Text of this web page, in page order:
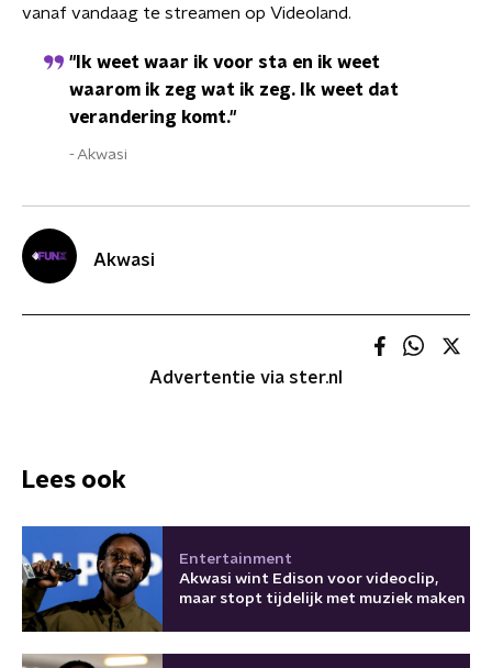
vanaf vandaag te streamen op Videoland.
"Ik weet waar ik voor sta en ik weet
waarom ik zeg wat ik zeg. Ik weet dat
verandering komt."
Akwasi
Akwasi
Advertentie via ster.nl
Lees ook
Entertainment
Akwasi wint Edison voor videoclip,
maar stopt tijdelijk met muziek maken